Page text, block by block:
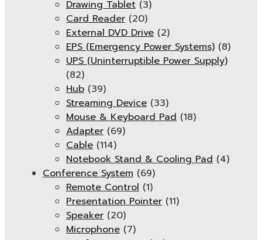
Drawing Tablet (3)
Card Reader (20)
External DVD Drive (2)
EPS (Emergency Power Systems) (8)
UPS (Uninterruptible Power Supply)
(82)
Hub (39)
Streaming Device (33)
Mouse & Keyboard Pad (18)
Adapter (69)
Cable (114)
Notebook Stand & Cooling Pad (4)
Conference System (69)
Remote Control (1)
Presentation Pointer (11)
Speaker (20)
Microphone (7)